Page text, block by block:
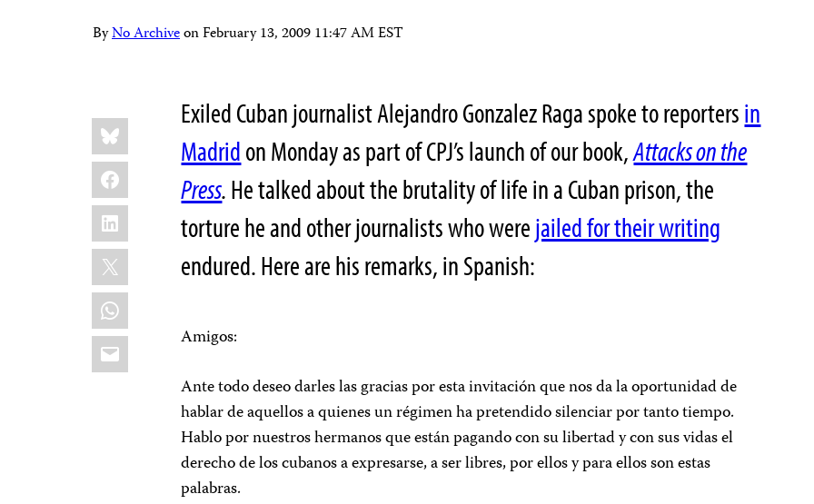
ByNo ArchiveonFebruary 13, 2009 11:47 AM EST
Share
this:
Bluesky
Facebook
LinkedIn
X
WhatsApp
Email
Exiled Cuban journalist Alejandro Gonzalez Raga spoke to reportersin
Madridon Monday as part of CPJ’s launch of our book,Attacks on the
Press.He talked about the brutality of life in a Cuban prison, the
torture he and other journalists who werejailed for their writing
endured. Here are his remarks, in Spanish:
Amigos:
Ante todo deseo darles las gracias por esta invitación que nos da la oportunidad de
hablar de aquellos a quienes un régimen ha pretendido silenciar por tanto tiempo.
Hablo por nuestros hermanos que están pagando con su libertad y con sus vidas el
derecho de los cubanos a expresarse, a ser libres, por ellos y para ellos son estas
palabras.